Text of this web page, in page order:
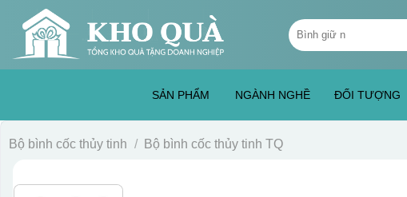
content
Tìm
kiếm:
SẢN PHẨM NGÀNH NGHỀ ĐỐI TƯỢNG
Bộ bình cốc thủy tinh / Bộ bình cốc thủy tinh TQ